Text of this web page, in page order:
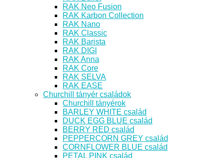
RAK Neo Fusion
RAK Karbon Collection
RAK Nano
RAK Classic
RAK Barista
RAK DIGI
RAK Anna
RAK Core
RAK SELVA
RAK EASE
Churchill tányér családok
Churchill tányérok
BARLEY WHITE család
DUCK EGG BLUE család
BERRY RED család
PEPPERCORN GREY család
CORNFLOWER BLUE család
PETAL PINK család